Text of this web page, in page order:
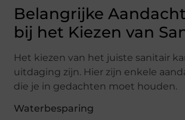
Belangrijke
bij het Kiezen van
Het kiezen van het juiste sanitair
uitdaging zijn. Hier zijn enkele
die je in gedachten moet houden.
Waterbesparing